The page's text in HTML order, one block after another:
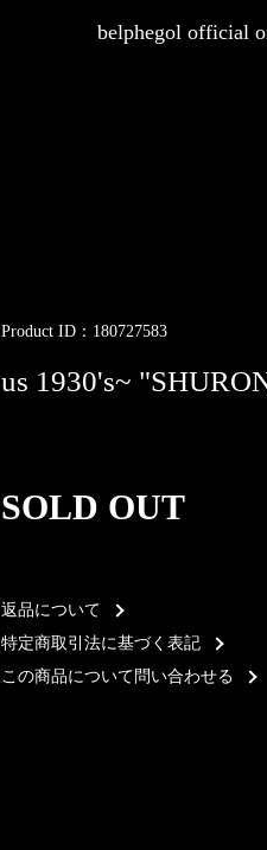
belphegol official
Product ID：180727583
us 1930's~
SOLD OUT
返品について
特定商取引法に基づく表記
この商品について問い合わせる